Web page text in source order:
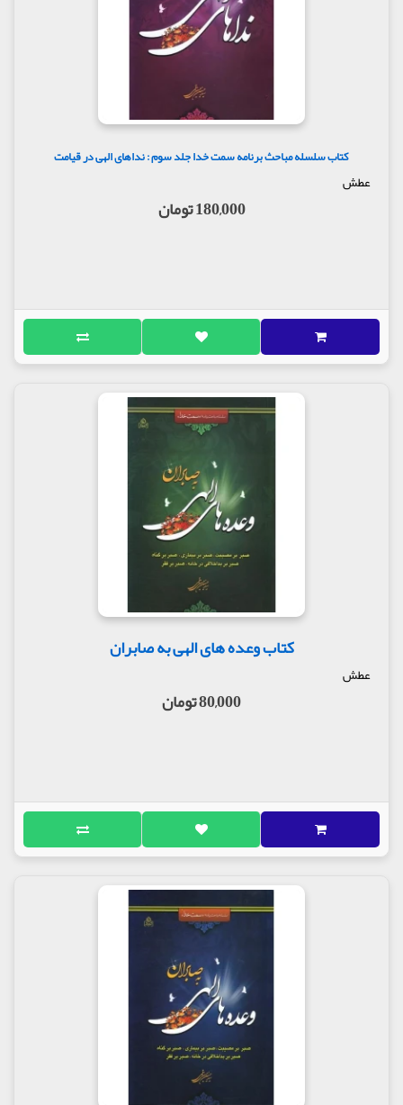
کتاب سلسله مباحث برنامه سمت خدا جلد سوم : نداهای الهی در قیامت
عطش
180,000 تومان
کتاب وعده های الهی به صابران
عطش
80,000 تومان